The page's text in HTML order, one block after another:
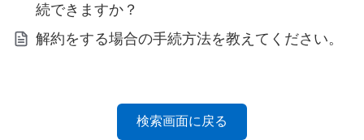
続できますか？
解約をする場合の手続方法を教えてください。
検索画面に戻る